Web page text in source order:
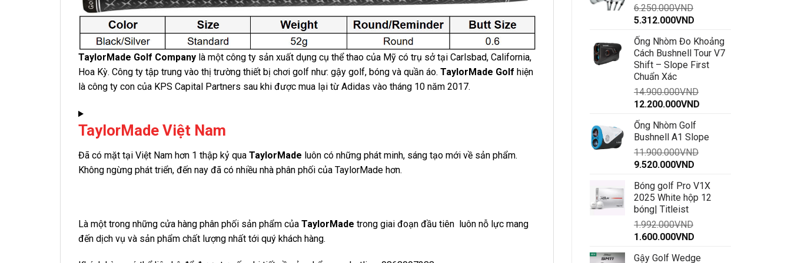
6.250.000VND
Giá
là:
6.250.000VND.
5.312.000VND
tại
là:
5.312.000VND.
Ống Nhòm Đo Khoảng
Cách Bushnell Tour V7
Shift – Slope First
Chuẩn Xác
14.900.000VND
Giá
là:
14.900.000VND.
12.200.000VND
là:
Ống Nhòm Golf
Bushnell A1 Slope
11.900.000VND
Giá
là:
11.900.000VND.
9.520.000VND
tại
là:
Bóng golf Pro V1X
2025 White hộp 12
bóng| Titleist
1.992.000VND
Giá
1.600.000VND
Gậy Golf Wedge
TaylorMade Golf Company là một công ty sản xuất dụng cụ thể thao của Mỹ có trụ sở tại Carlsbad, California,
Hoa Kỳ. Công ty tập trung vào thị trường thiết bị chơi golf như: gậy golf, bóng và quần áo. TaylorMade Golf hiện
là công ty con của KPS Capital Partners sau khi được mua lại từ Adidas vào tháng 10 năm 2017.
TaylorMade Việt Nam
Đã có mặt tại Việt Nam hơn 1 thập kỷ qua TaylorMade luôn có những phát minh, sáng tạo mới về sản phẩm.
Không ngừng phát triển, đến nay đã có nhiều nhà phân phối của TaylorMade hơn.
Là một trong những cửa hàng phân phối sản phẩm của TaylorMade trong giai đoạn đầu tiên luôn nỗ lực mang
đến dịch vụ và sản phẩm chất lượng nhất tới quý khách hàng.